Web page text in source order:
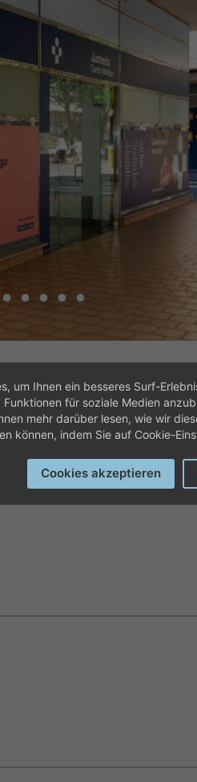
um Ihnen ein besseres Surf-
für soziale Medien
mehr darüber lesen, wie wir
können, indem Sie auf Cookie-
Cookies akzeptieren